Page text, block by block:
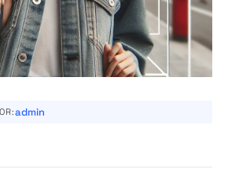
admin